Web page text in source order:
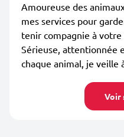
Amoureuse des
mes services pour
tenir compagnie à votre
Sérieuse, attentionnée
chaque animal, je veille
Voir